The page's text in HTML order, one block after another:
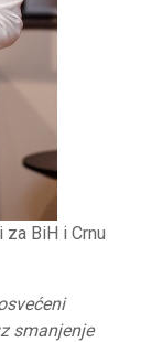
za BiH i Crnu
smanjenje